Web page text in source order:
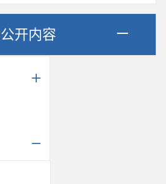
开内容